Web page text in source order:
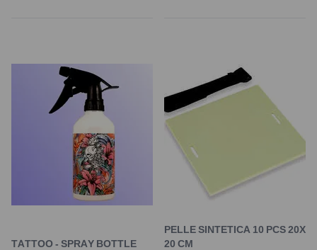
TATTOO - SPRAY BOTTLE
PELLE SINTETICA 10 PCS 20X
20 CM